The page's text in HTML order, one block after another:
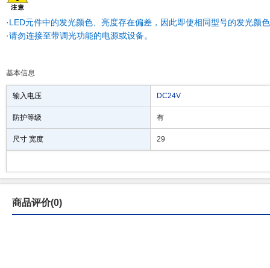
·LED元件中的发光颜色、亮度存在偏差，因此即使相同型号的发光颜
·请勿连接至带调光功能的电源或设备。
基本信息
输入电压 DC24V
防护等级 有
尺寸 宽度 29
商品评价(0)